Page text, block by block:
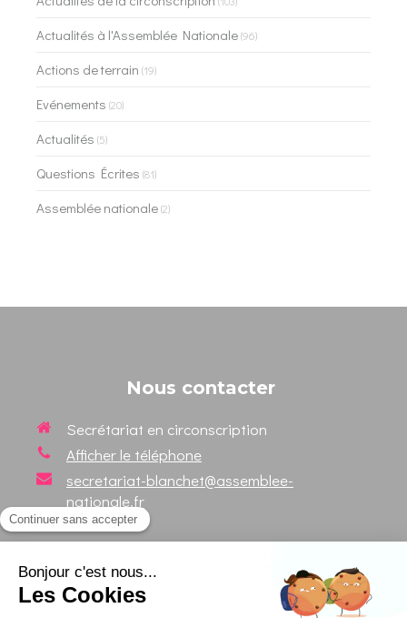
Actualités à l'Assemblée Nationale(96)
Actions de terrain (19)
Evénements (20)
Actualités (5)
Questions Écrites (81)
Assemblée nationale(2)
Nous contacter
Secrétariat en circonscription
Afficher le téléphone
secretariat-blanchet@assemblee-
nationale.fr
Suivez votre Député sur les
réseaux sociaux